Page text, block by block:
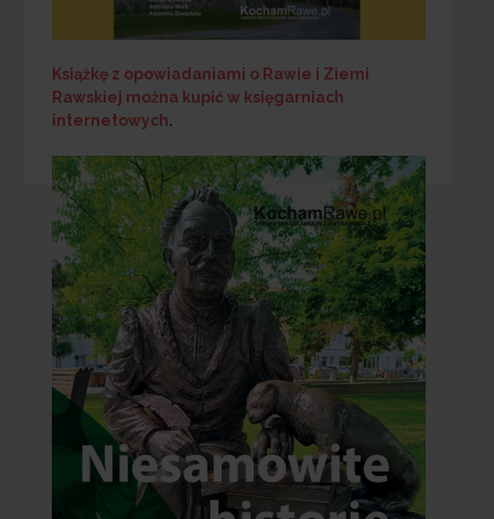
Książkę z opowiadaniami o Rawie i Ziemi
Rawskiej można kupić w księgarniach
internetowych.